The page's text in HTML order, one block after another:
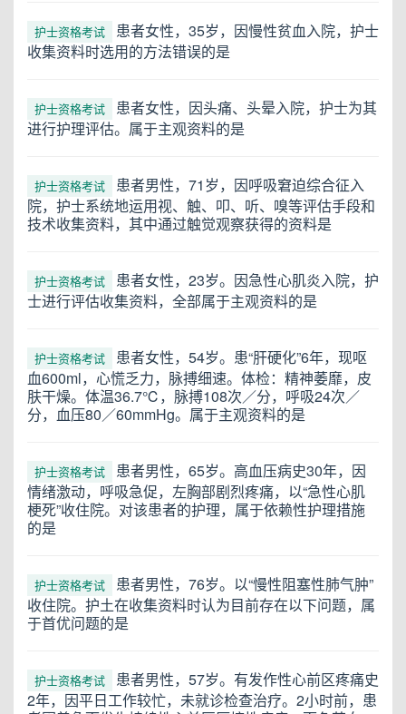
护士资格考试
患者女性，35岁，因慢性贫血入院，护士
收集资料时选用的方法错误的是
护士资格考试
患者女性，因头痛、头晕入院，护士为其
进行护理评估。属于主观资料的是
护士资格考试
患者男性，71岁，因呼吸窘迫综合征入
院，护士系统地运用视、触、叩、听、嗅等评估手段和
技术收集资料，其中通过触觉观察获得的资料是
护士资格考试
患者女性，23岁。因急性心肌炎入院，护
士进行评估收集资料，全部属于主观资料的是
护士资格考试
患者女性，54岁。患“肝硬化”6年，现呕
血600ml，心慌乏力，脉搏细速。体检：精神萎靡，皮
肤干燥。体温36.7℃，脉搏108次／分，呼吸24次／
分，血压80／60mmHg。属于主观资料的是
护士资格考试
患者男性，65岁。高血压病史30年，因
情绪激动，呼吸急促，左胸部剧烈疼痛，以“急性心肌
梗死”收住院。对该患者的护理，属于依赖性护理措施
的是
护士资格考试
患者男性，76岁。以“慢性阻塞性肺气肿”
收住院。护土在收集资料时认为目前存在以下问题，属
于首优问题的是
护士资格考试
患者男性，57岁。有发作性心前区疼痛史
2年，因平日工作较忙，未就诊检查治疗。2小时前，患